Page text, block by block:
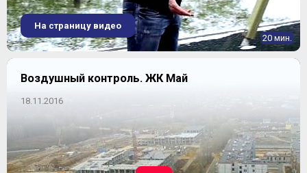
20 мин.
На страницу видео
Воздушный контроль. ЖК Май
18.11.2016